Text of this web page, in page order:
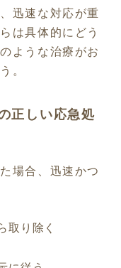
迅速な対応が重
は具体的にどう
ような治療がお
。
正しい応急処
場合、迅速かつ
取り除く